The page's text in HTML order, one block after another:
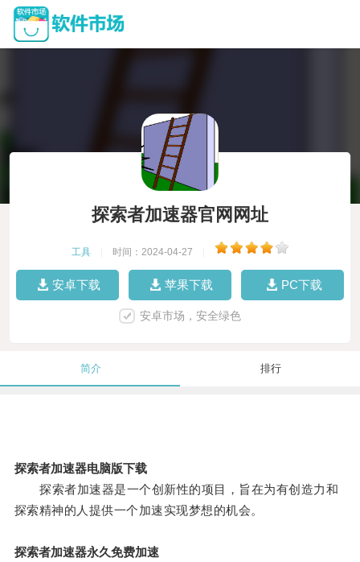
探索者加速器官网网址
工具 时间：2024-04-27
安卓下载 苹果下载 PC下载
安卓市场，安全绿色
简介 排行
探索者加速器电脑版下载
探索者加速器是一个创新性的项目，旨在为有创造力和
探索精神的人提供一个加速实现梦想的机会。
探索者加速器永久免费加速